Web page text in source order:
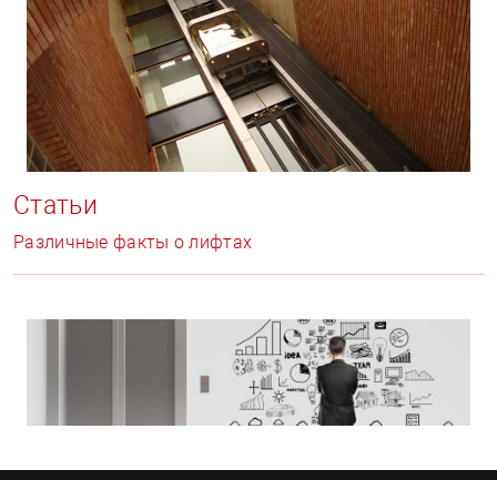
Статьи
Различные факты о лифтах